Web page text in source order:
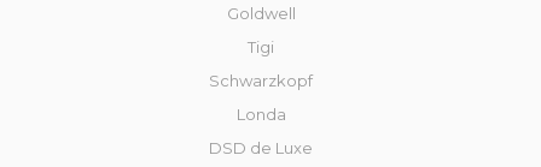
Goldwell
Tigi
Schwarzkopf
Londa
DSD de Luxe